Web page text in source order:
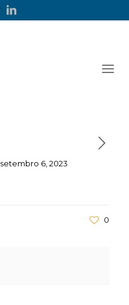
setembro 6, 2023
0